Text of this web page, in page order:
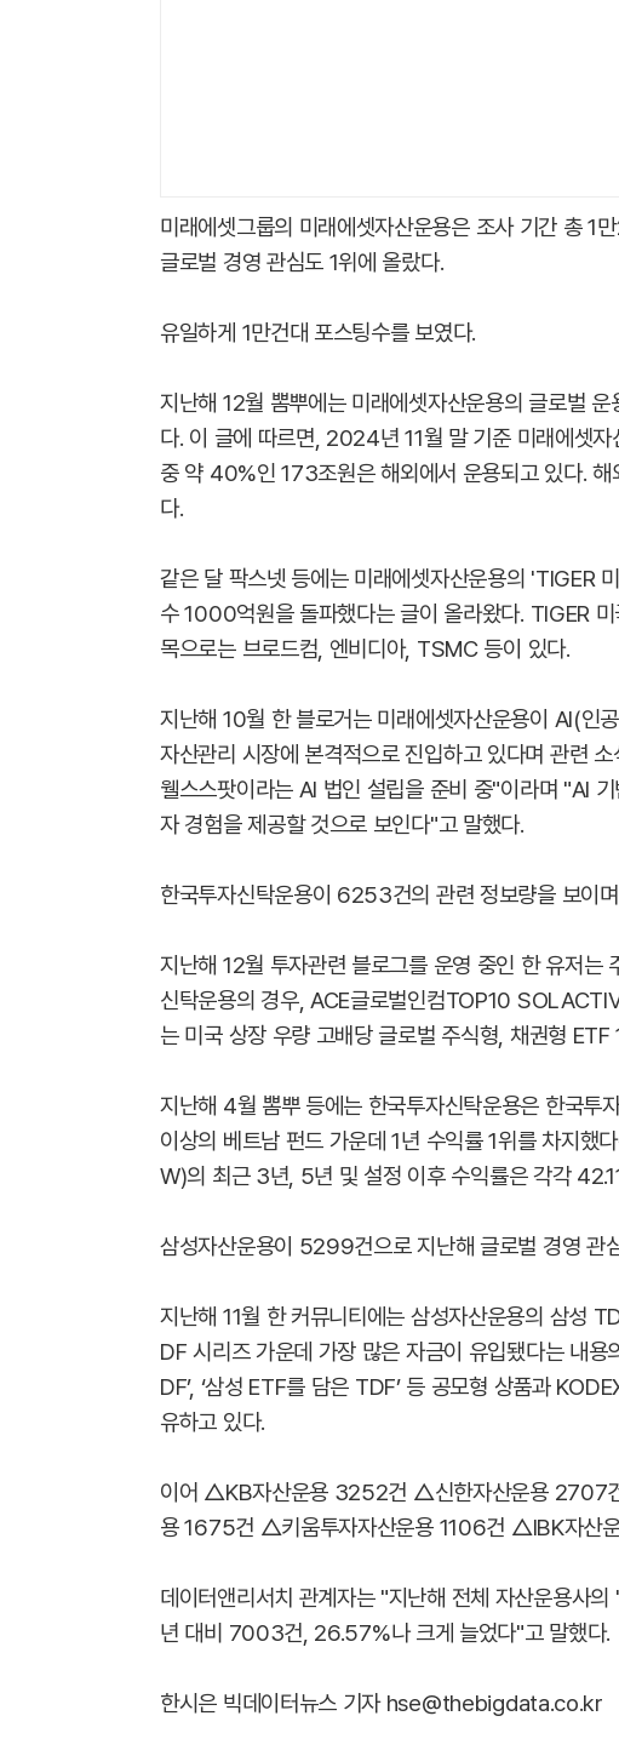
미래에셋그룹의 미래에셋자산운용은 조사 기간 총
글로벌 경영 관심도 1위에 올랐다.
유일하게 1만건대 포스팅수를 보였다.
지난해 12월 뽐뿌에는 미래에셋자산운용의 글로벌
다. 이 글에 따르면, 2024년 11월 말 기준 미래에셋
중 약 40%인 173조원은 해외에서 운용되고 있다.
다.
같은 달 팍스넷 등에는 미래에셋자산운용의 'TIGER
수 1000억원을 돌파했다는 글이 올라왔다. TIGER
목으로는 브로드컴, 엔비디아, TSMC 등이 있다.
지난해 10월 한 블로거는 미래에셋자산운용이 AI(인
자산관리 시장에 본격적으로 진입하고 있다며 관련
웰스스팟이라는 AI 법인 설립을 준비 중"이라며 "AI
자 경험을 제공할 것으로 보인다"고 말했다.
한국투자신탁운용이 6253건의 관련 정보량을 보이
지난해 12월 투자관련 블로그를 운영 중인 한 유저는
신탁운용의 경우, ACE글로벌인컴TOP10
는 미국 상장 우량 고배당 글로벌 주식형, 채권형 ETF
지난해 4월 뽐뿌 등에는 한국투자신탁운용은 한국
이상의 베트남 펀드 가운데 1년 수익률 1위를 차지
W)의 최근 3년, 5년 및 설정 이후 수익률은 각각
삼성자산운용이 5299건으로 지난해 글로벌 경영 관
지난해 11월 한 커뮤니티에는 삼성자산운용의 삼성
DF 시리즈 가운데 가장 많은 자금이 유입됐다는 내
DF’, ‘삼성 ETF를 담은 TDF’ 등 공모형 상품과
유하고 있다.
이어 △KB자산운용 3252건 △신한자산운용
용 1675건 △키움투자자산운용 1106건 △IBK자산
데이터앤리서치 관계자는 "지난해 전체 자산운용사
년 대비 7003건, 26.57%나 크게 늘었다"고 말했다.
한시은 빅데이터뉴스 기자 hse@thebigdata.co.kr